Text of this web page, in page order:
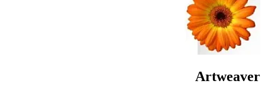
Artweaver